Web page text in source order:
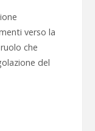
verso la
che
del